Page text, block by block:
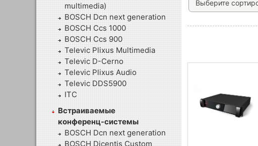
multimedia)
BOSCH Dcn next generation
BOSCH Ccs 1000
BOSCH Ccs 900
Televic Plixus Multimedia
Televic D-Cerno
Televic Plixus Audio
Televic DDS5900
ITC
Встраиваемые
конференц-системы
BOSCH Dcn next generation
BOSCH Dicentis Custom